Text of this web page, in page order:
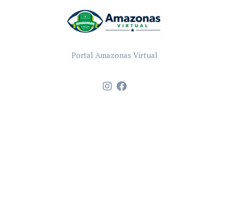
Portal Amazonas Virtual